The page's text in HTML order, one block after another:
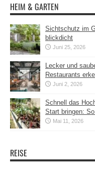
HEIM & GARTEN
Sichtschutz im
blickdicht
Juni 25, 2026
Lecker und
Restaurants
Juni 2, 2026
Schnell das
Start bringen: So
Mai 11, 2026
REISE